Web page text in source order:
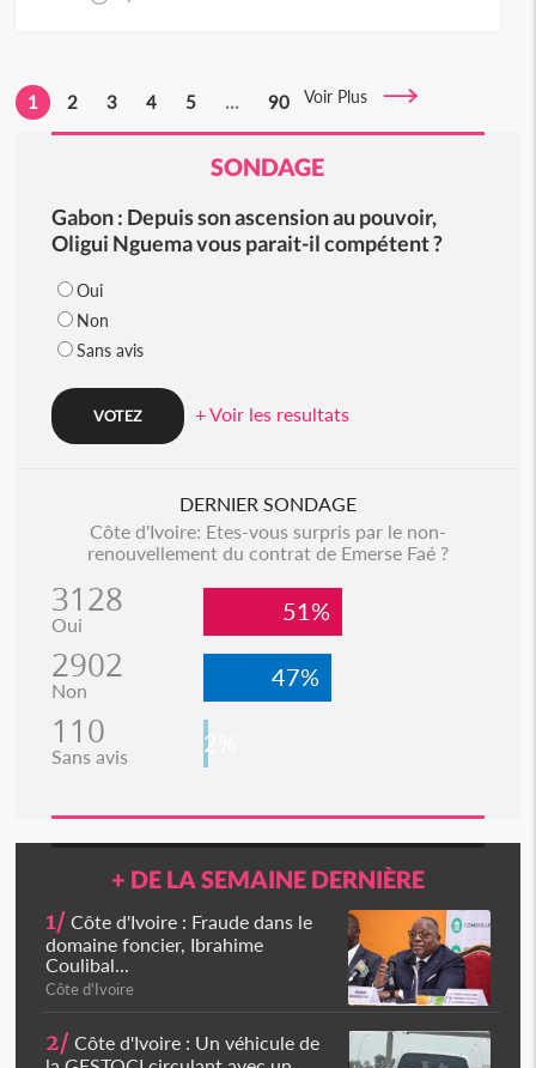
1 2 3 4 5 ... 90 Voir Plus
SONDAGE
Gabon : Depuis son ascension au pouvoir,
Oligui Nguema vous parait-il compétent ?
Oui
Non
Sans avis
+ Voir les resultats
DERNIER SONDAGE
Côte d'Ivoire: Etes-vous surpris par le non-
renouvellement du contrat de Emerse Faé ?
3128
Oui 51%
2902
Non 47%
110
Sans avis 2%
+ DE LA SEMAINE DERNIÈRE
1/ Côte d'Ivoire : Fraude dans le
domaine foncier, Ibrahime
Coulibal...
Côte d'Ivoire
2/ Côte d'Ivoire : Un véhicule de